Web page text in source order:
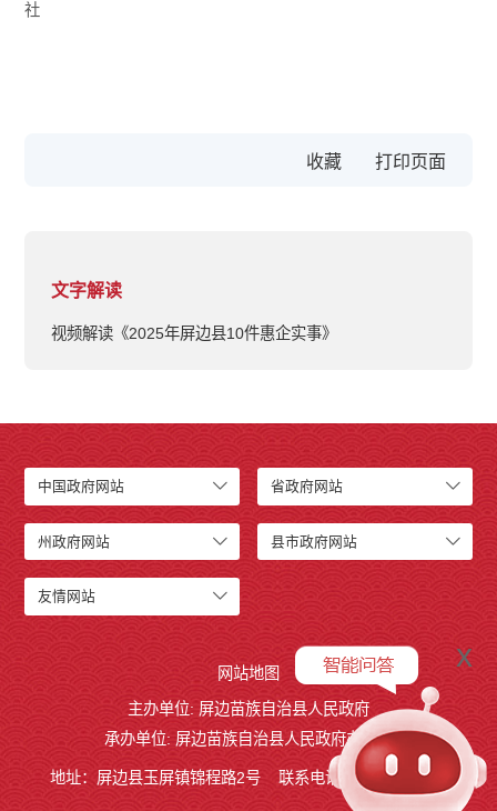
社
收藏
文字解读
视频解读《2025年屏边县10件惠企实事》
中国政府网站 省政府网站
州政府网站 县市政府网站
友情网站
网站地图
主办单位: 屏边苗族自治县人民政府
承办单位: 屏边苗族自治县人民政府办公室
地址：屏边县玉屏镇锦程路2号 联系电话:0873-3221803
x